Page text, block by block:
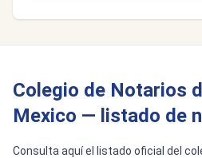
Colegio de Notarios
Mexico — listado de
Consulta aquí el listado oficial del